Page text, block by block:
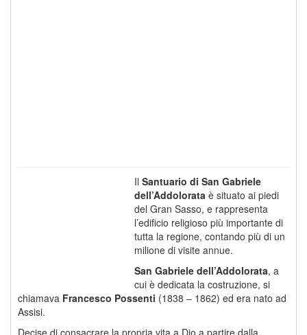
Il Santuario di San Gabriele
dell’Addolorata è situato ai piedi
del Gran Sasso, e rappresenta
l’edificio religioso più importante di
tutta la regione, contando più di un
milione di visite annue.
San Gabriele dell’Addolorata, a
cui è dedicata la costruzione, si
chiamava Francesco Possenti (1838 – 1862) ed era nato ad
Assisi.
Decise di consacrare la propria vita a Dio a partire dalla